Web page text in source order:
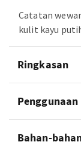
Catatan
kulit kayu
Ringkasan
Penggunaan
Bahan-